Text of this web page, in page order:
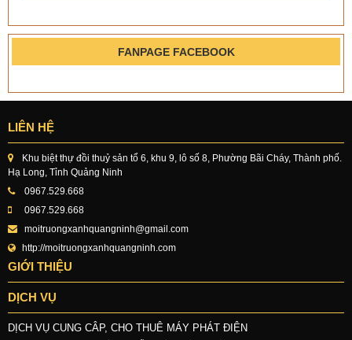
FANPAGE FACEBOOK
LIÊN HỆ
Khu biệt thự đồi thuỷ sản tổ 6, khu 9, lô số 8, Phường Bãi Cháy, Thành phố.
Hạ Long, Tỉnh Quảng Ninh
0967.529.668
0967.529.668
moitruongxanhquangninh@gmail.com
http://moitruongxanhquangninh.com
GIỚI THIỆU
DỊCH VỤ
DỊCH VỤ CUNG CÂP, CHO THUÊ MÁY PHÁT ĐIỆN